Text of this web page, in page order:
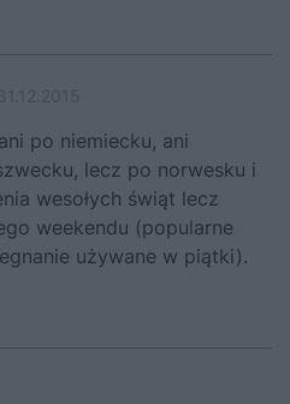
po niemiecku, ani
lecz po norwesku i
wesołych świąt lecz
weekendu (popularne
używane w piątki).